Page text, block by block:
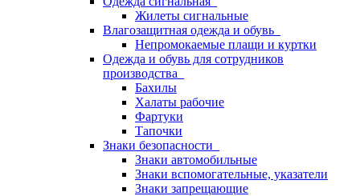
Жилеты сигнальные
Влагозащитная одежда и обувь
Непромокаемые плащи и куртки
Одежда и обувь для сотрудников
производства
Бахилы
Халаты рабочие
Фартуки
Тапочки
Знаки безопасности
Знаки автомобильные
Знаки вспомогательные, указатели
Знаки запрещающие